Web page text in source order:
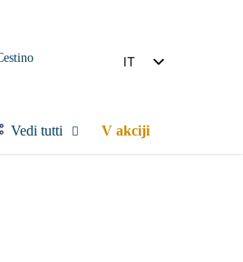
IT
Vedi tutti V akciji